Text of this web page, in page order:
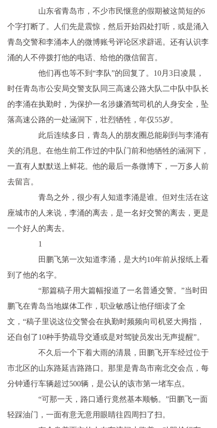
山东省青岛市，不少市民惬意的假期被这简短的6
个字打断了。人们先是震惊，然后开始四处打听，或是涌入
青岛交警和李涌本人的微博账号评论区求辟谣。还有认识李
涌的人不停拨打他的电话、给他的微信留言。
他们再也等不到“李队”的回复了。10月3日凌晨，
时任青岛市公安局交警支队同三高速公路大队二中队中队长
的李涌在执勤时，为保护一名涉嫌酒驾司机的人身安全，坠
落高速公路的一处涵洞下，壮烈牺牲，年仅55岁。
此后连续多日，青岛人的朋友圈总能刷到与李涌有
关的消息。在他生前工作过的中队门前和他牺牲的涵洞下，
一直有人默默送上鲜花。他的最后一条微博下，一万多人前
去留言。
青岛之外，很少有人知道李涌是谁。但对生活在这
座城市的人来说，李涌的离去，是一名好交警的离去，更是
一个好人的离去。
1
田鹏飞第一次知道李涌，是大约10年前从报纸上看
到了他的名字。
“那篇稿子用大篇幅报道了一名普通交警。”当时田
鹏飞在青岛当地媒体工作，职业敏感让他仔细读了全
文，“稿子里说这位交警会在执勤时频频向司机竖大拇指，
还自创了10种手势疏导交通或是对驾驶员发出无声提醒”。
不久后一个下着大雨的清晨，田鹏飞开车经过位于
市北区的山东路延吉路路口。那里是青岛市南北交会点，每
分钟通行车辆超过500辆，是公认的该市第一堵车点。
“可那一天，路口通行竟然基本顺畅。”田鹏飞一面
轻踩油门，一面有意无意用眼睛往四周扫了扫。